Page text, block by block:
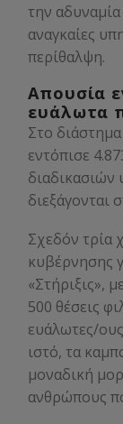
την
αναγκαίες
περίθαλψη.
Απουσία
ευάλωτα
Στο
εντόπισε
διεξάγονται
Σχεδόν τρία
κυβέρνησης
«Στήριξις»,
500 θέσεις
ευάλωτες/
ιστό, τα
μοναδική
ανθρώπους